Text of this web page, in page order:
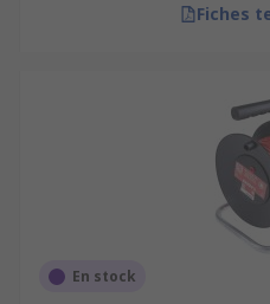
Fiches
En stock